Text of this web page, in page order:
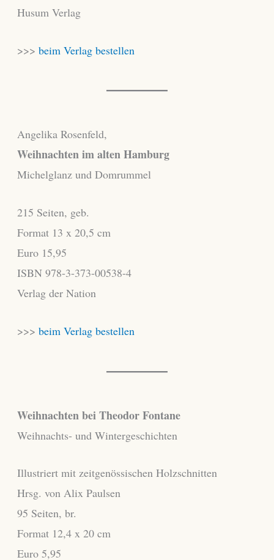
Husum Verlag
>>> beim Verlag bestellen
Angelika Rosenfeld,
Weihnachten im alten Hamburg
Michelglanz und Domrummel
215 Seiten, geb.
Format 13 x 20,5 cm
Euro 15,95
ISBN 978-3-373-00538-4
Verlag der Nation
>>> beim Verlag bestellen
Weihnachten bei Theodor Fontane
Weihnachts- und Wintergeschichten
Illustriert mit zeitgenössischen Holzschnitten
Hrsg. von Alix Paulsen
95 Seiten, br.
Format 12,4 x 20 cm
Euro 5,95